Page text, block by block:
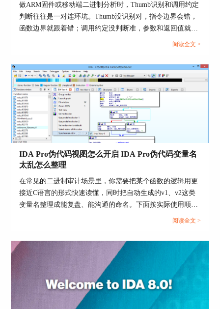
5. 性能优化
针对大型程序和复杂项目的分析，IDA 8.4进行了
面对庞大数据时也能保持流畅的工作体验。
6. ARM/iOS平台反编译改进
IDA 8.4添加了对 iOS 和 macOS 软件中常见的苹果
特定指令和系统寄存器的支持。这意味着在处理这
些文件时，您将看到更少的未定义字节反汇编实例
和更易于理解的代码。
随着IDA 8.4版本的发布，我们再次印证了IDA Pro
在逆向工程领域的领导地位。无论您是资深的安全
研究员、软件开发者，还是对逆向工程感兴趣的新
手，IDA 8.4都将为您提供更加强大和完善的工具
做ARM固件或移动端二进制分析时，Thumb识别和调用约定
判断往往是一对连环坑。Thumb没识别对，指令边界会错，
函数边界就跟着错；调用约定没判断准，参数和返回值就会
被你读歪，连伪代码也容易越看越别扭。下面按能直接落地
阅读全文 >
IDA Pro伪代码视图怎么开启 IDA Pro伪代码变量名
太乱怎么整理
在常见的二进制审计场景里，你需要把某个函数的逻辑用更
接近C语言的形式快速读懂，同时把自动生成的v1、v2这类
变量名整理成能复盘、能沟通的命名。下面按实际使用顺
序，先把伪代码视图打开，再把变量名和类型一步步理顺，
阅读全文 >